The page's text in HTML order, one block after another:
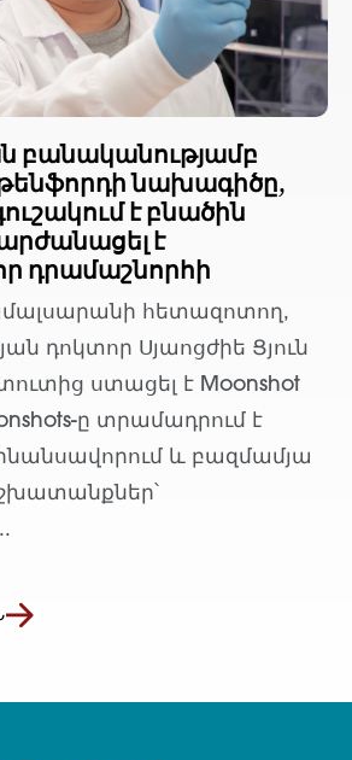
բանականությամբ
նախագիծը,
է բնածին
է
դրամաշնորհի
հետազոտող,
դոկտոր Սյաոցժիե Ցյուն
ստացել է Moonshot
ը տրամադրում է
և բազմամյա